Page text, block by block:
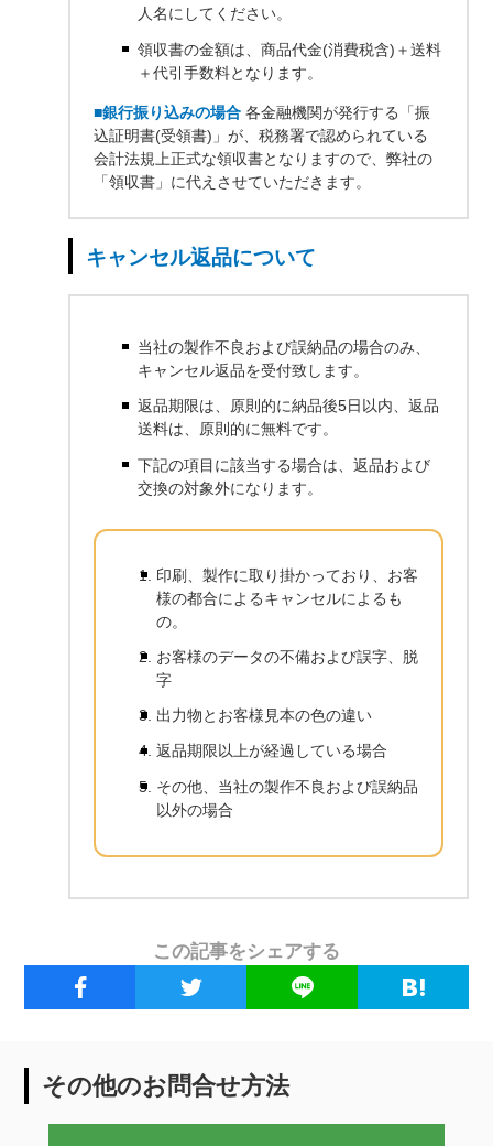
人名にしてください。
領収書の金額は、商品代金(消費税含)＋送料
＋代引手数料となります。
■銀行振り込みの場合 各金融機関が発行する「振
込証明書(受領書)」が、税務署で認められている
会計法規上正式な領収書となりますので、弊社の
「領収書」に代えさせていただきます。
キャンセル返品について
当社の製作不良および誤納品の場合のみ、
キャンセル返品を受付致します。
返品期限は、原則的に納品後5日以内、返品
送料は、原則的に無料です。
下記の項目に該当する場合は、返品および
交換の対象外になります。
印刷、製作に取り掛かっており、お客
様の都合によるキャンセルによるも
の。
お客様のデータの不備および誤字、脱
字
出力物とお客様見本の色の違い
返品期限以上が経過している場合
その他、当社の製作不良および誤納品
以外の場合
この記事をシェアする
その他のお問合せ方法